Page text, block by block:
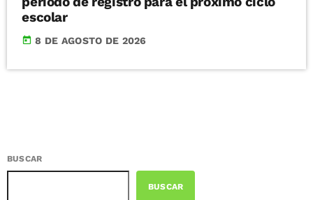
escolar
today 8 DE AGOSTO DE 2026
BUSCAR
BUSCAR